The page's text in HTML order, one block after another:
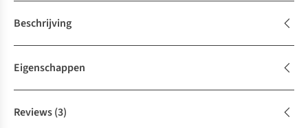
Beschrijving
Eigenschappen
Reviews(3)